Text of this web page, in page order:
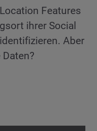
Features
ihrer Social
Aber